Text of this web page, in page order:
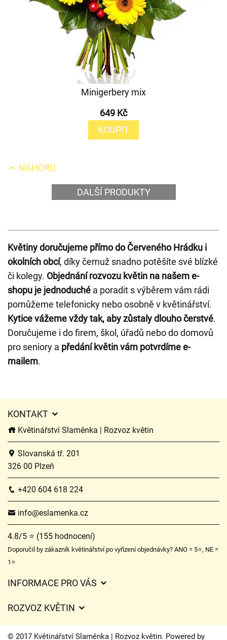
Minigerbery mix
649 Kč
KOUPIT
NAHORU
DALŠÍ PRODUKTY
Květiny doručujeme přímo do Červeného Hrádku i
okolních obcí, díky čemuž snadno potěšíte své blízké
či kolegy. Objednání rozvozu květin na našem e-
shopu je jednoduché a poradit s výběrem vám rádi
pomůžeme telefonicky nebo osobně v květinářství.
Kytice vážeme vždy tak, aby zůstaly dlouho čerstvé.
Doručujeme i do firem, škol, úřadů nebo do domovů
pro seniory a předání květin vám potvrdíme e-
mailem.
KONTAKT
Květinářství Slaměnka | Rozvoz květin
Slovanská tř. 201
326 00 Plzeň
+420 604 618 224
info@eslamenka.cz
4.8/5 ⭐ (155 hodnocení)
Doporučil by zákazník květinářství po vyřízení objednávky? ANO = 5⭐, NE =
1⭐
INFORMACE PRO VÁS
Ochrana osobních údajů
ROZVOZ KVĚTIN
Ceny za doručení
© 2017 Květinářství Slaměnka | Rozvoz květin. Powered by